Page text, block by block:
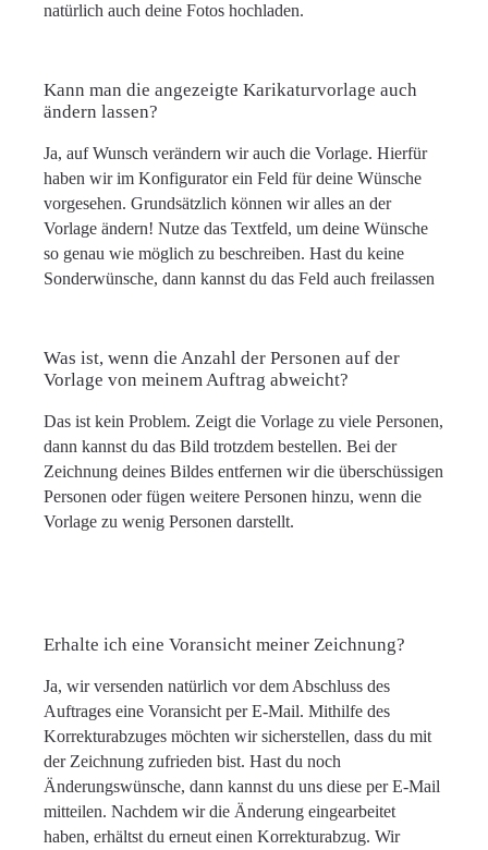
natürlich auch deine Fotos hochladen.
Kann man die angezeigte Karikaturvorlage auch
ändern lassen?
Ja, auf Wunsch verändern wir auch die Vorlage. Hierfür
haben wir im Konfigurator ein Feld für deine Wünsche
vorgesehen. Grundsätzlich können wir alles an der
Vorlage ändern! Nutze das Textfeld, um deine Wünsche
so genau wie möglich zu beschreiben. Hast du keine
Sonderwünsche, dann kannst du das Feld auch freilassen
Was ist, wenn die Anzahl der Personen auf der
Vorlage von meinem Auftrag abweicht?
Das ist kein Problem. Zeigt die Vorlage zu viele Personen,
dann kannst du das Bild trotzdem bestellen. Bei der
Zeichnung deines Bildes entfernen wir die überschüssigen
Personen oder fügen weitere Personen hinzu, wenn die
Vorlage zu wenig Personen darstellt.
Erhalte ich eine Voransicht meiner Zeichnung?
Ja, wir versenden natürlich vor dem Abschluss des
Auftrages eine Voransicht per E-Mail. Mithilfe des
Korrekturabzuges möchten wir sicherstellen, dass du mit
der Zeichnung zufrieden bist. Hast du noch
Änderungswünsche, dann kannst du uns diese per E-Mail
mitteilen. Nachdem wir die Änderung eingearbeitet
haben, erhältst du erneut einen Korrekturabzug. Wir